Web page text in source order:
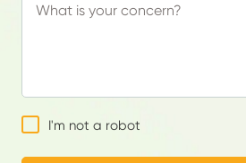
I'm not a robot